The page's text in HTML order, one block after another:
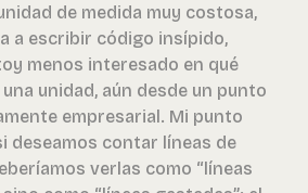
de medida muy costosa,
a escribir código insípido,
menos interesado en qué
unidad, aún desde un punto
empresarial. Mi punto
deseamos contar líneas de
verlas como “líneas